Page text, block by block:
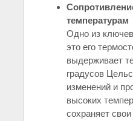
температурам
Одно из
это его
выдерживает
градусов
изменений и
высоких
сохраняет